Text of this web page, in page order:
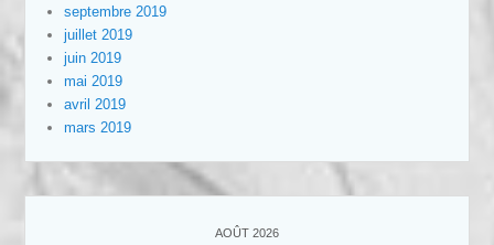
septembre 2019
juillet 2019
juin 2019
mai 2019
avril 2019
mars 2019
AOÛT 2026